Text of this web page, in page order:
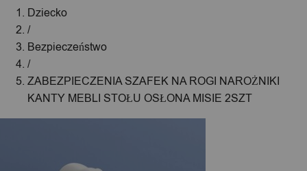
Dziecko
/
Bezpieczeństwo
/
ZABEZPIECZENIA SZAFEK NA ROGI NAROŻNIKI
KANTY MEBLI STOŁU OSŁONA MISIE 2SZT